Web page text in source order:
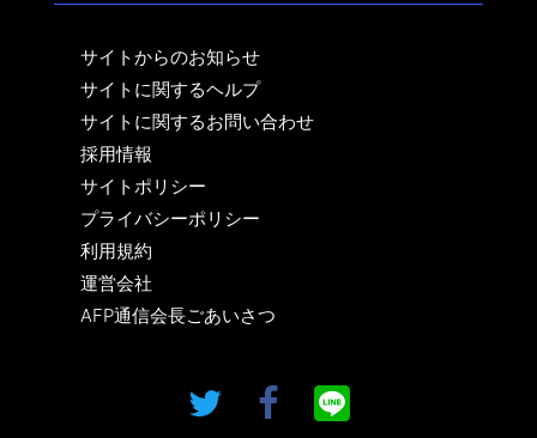
サイトからのお知らせ
サイトに関するヘルプ
サイトに関するお問い合わせ
採用情報
サイトポリシー
プライバシーポリシー
利用規約
運営会社
AFP通信会長ごあいさつ